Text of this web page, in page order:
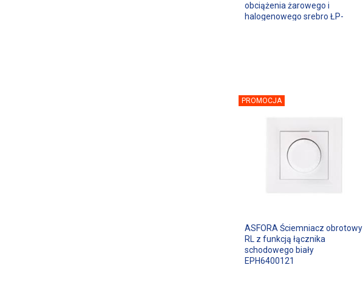
obciążenia żarowego i
halogenowego srebro ŁP-
PROMOCJA
ASFORA Ściemniacz obrotowy
RL z funkcją łącznika
schodowego biały
EPH6400121